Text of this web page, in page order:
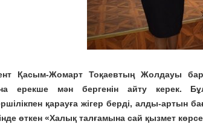
Қасым-Жомарт Тоқаевтың Жолдауы
ерекше мән бергенін айту керек.
қарауға жігер берді, алды-артын
өткен «Халық талғамына сай қызмет